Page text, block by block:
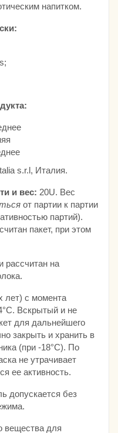
напитком.
s.r.l, Италия.
и вес: 20U. Вес
от партии к партии
партий).
пакет, при этом
рассчитан на
лет) с момента
Вскрытый и не
для дальнейшего
закрыть и хранить в
(при -18°С). По
не утрачивает
ее активность.
допускается без
вещества для